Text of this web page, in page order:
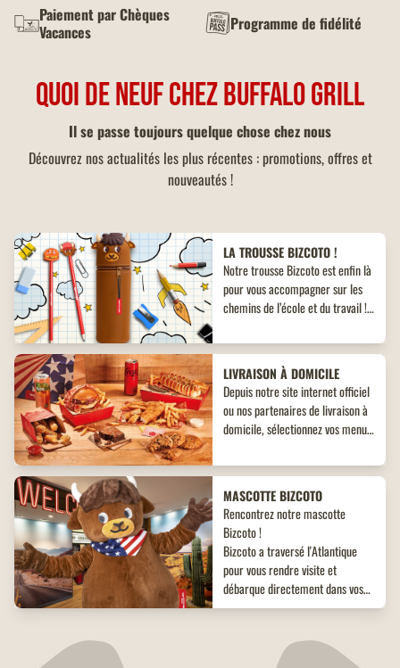
Paiement par Chèques
Vacances
Programme de fidélité
QUOI DE NEUF CHEZ BUFFALO GRILL
Il se passe toujours quelque chose chez nous
Découvrez nos actualités les plus récentes : promotions, offres et
nouveautés !
LA TROUSSE BIZCOTO !
Notre trousse Bizcoto est enfin là
pour vous accompagner sur les
chemins de l’école et du travail !
inédit à ne pas manquer !
LIVRAISON À DOMICILE
Depuis notre site internet officiel
ou nos partenaires de livraison à
domicile, sélectionnez vos menus,
desserts. Un large choix de plats
envies !
MASCOTTE BIZCOTO
Rencontrez notre mascotte
Bizcoto !
Bizcoto a traversé l'Atlantique
pour vous rendre visite et
débarque directement dans vos
restaurants Buffalo Grill*! Venez
et offrez à vos enfants une
expérience unique et mémorable
Pour régaler vos proches à coup
sûr, offrez-leur nos chèques-